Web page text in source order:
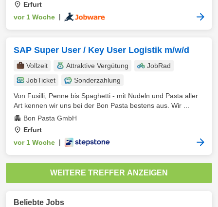
Erfurt
vor 1 Woche
SAP Super User / Key User Logistik m/w/d
Vollzeit Attraktive Vergütung
JobRad
JobTicket
Sonderzahlung
Von Fusilli, Penne bis Spaghetti - mit Nudeln und Pasta aller
Art kennen wir uns bei der Bon Pasta bestens aus. Wir ...
Bon Pasta GmbH
Erfurt
vor 1 Woche
WEITERE TREFFER ANZEIGEN
Beliebte Jobs